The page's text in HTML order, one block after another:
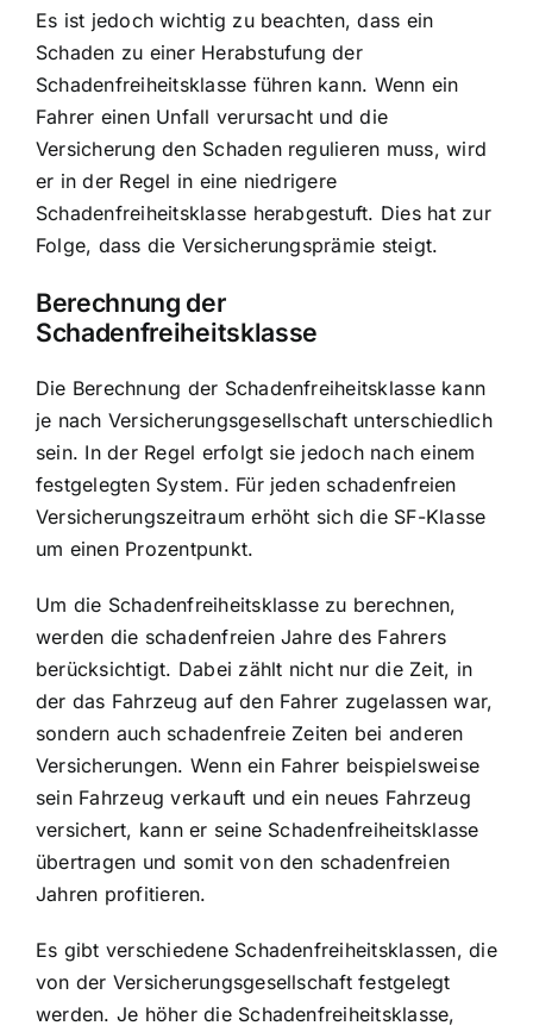
Es ist jedoch wichtig zu beachten, dass ein
Schaden zu einer Herabstufung der
Schadenfreiheitsklasse führen kann. Wenn ein
Fahrer einen Unfall verursacht und die
Versicherung den Schaden regulieren muss, wird
er in der Regel in eine niedrigere
Schadenfreiheitsklasse herabgestuft. Dies hat zur
Folge, dass die Versicherungsprämie steigt.
Berechnung der
Schadenfreiheitsklasse
Die Berechnung der Schadenfreiheitsklasse kann
je nach Versicherungsgesellschaft unterschiedlich
sein. In der Regel erfolgt sie jedoch nach einem
festgelegten System. Für jeden schadenfreien
Versicherungszeitraum erhöht sich die SF-Klasse
um einen Prozentpunkt.
Um die Schadenfreiheitsklasse zu berechnen,
werden die schadenfreien Jahre des Fahrers
berücksichtigt. Dabei zählt nicht nur die Zeit, in
der das Fahrzeug auf den Fahrer zugelassen war,
sondern auch schadenfreie Zeiten bei anderen
Versicherungen. Wenn ein Fahrer beispielsweise
sein Fahrzeug verkauft und ein neues Fahrzeug
versichert, kann er seine Schadenfreiheitsklasse
übertragen und somit von den schadenfreien
Jahren profitieren.
Es gibt verschiedene Schadenfreiheitsklassen, die
von der Versicherungsgesellschaft festgelegt
werden. Je höher die Schadenfreiheitsklasse,